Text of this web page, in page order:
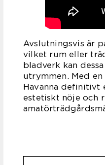
Avslutningsvis är
vilket rum eller
bladverk kan
utrymmen. Med
Havanna definitivt
estetiskt nöje och